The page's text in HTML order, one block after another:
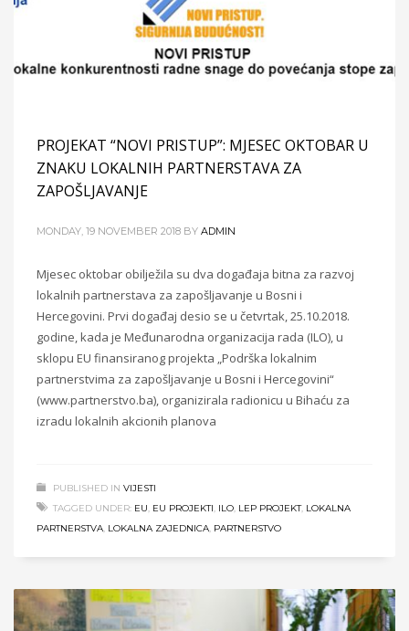
PROJEKAT “NOVI PRISTUP”: MJESEC OKTOBAR U
ZNAKU LOKALNIH PARTNERSTAVA ZA
ZAPOŠLJAVANJE
MONDAY, 19 NOVEMBER 2018 BY ADMIN
Mjesec oktobar obilježila su dva događaja bitna za razvoj
lokalnih partnerstava za zapošljavanje u Bosni i
Hercegovini. Prvi događaj desio se u četvrtak, 25.10.2018.
godine, kada je Međunarodna organizacija rada (ILO), u
sklopu EU finansiranog projekta „Podrška lokalnim
partnerstvima za zapošljavanje u Bosni i Hercegovini“
(www.partnerstvo.ba), organizirala radionicu u Bihaću za
izradu lokalnih akcionih planova
PUBLISHED IN VIJESTI
TAGGED UNDER: EU, EU PROJEKTI, ILO, LEP PROJEKT, LOKALNA
PARTNERSTVA, LOKALNA ZAJEDNICA, PARTNERSTVO